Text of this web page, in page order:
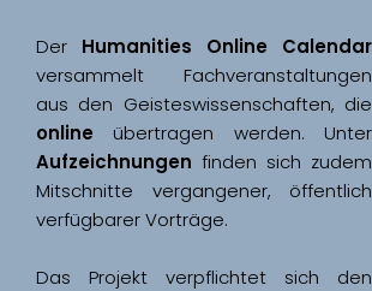
Der
versammelt Fachveranstaltungen
online
Aufzeichnungen finden sich zudem
Mitschnitte vergangener, öffentlich
Das Projekt verpflichtet sich den